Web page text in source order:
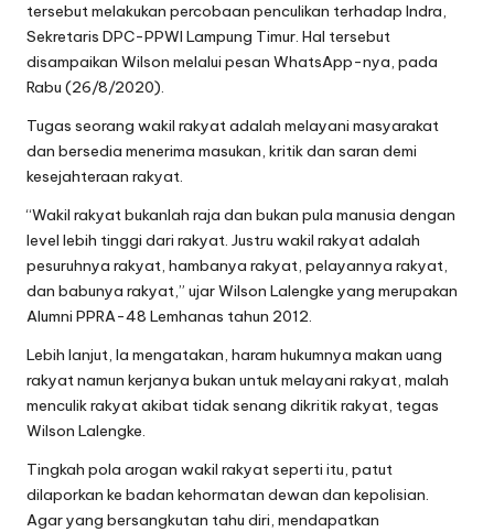
tersebut melakukan percobaan penculikan terhadap Indra,
Sekretaris DPC-PPWI Lampung Timur. Hal tersebut
disampaikan Wilson melalui pesan WhatsApp-nya, pada
Rabu (26/8/2020).
Tugas seorang wakil rakyat adalah melayani masyarakat
dan bersedia menerima masukan, kritik dan saran demi
kesejahteraan rakyat.
“Wakil rakyat bukanlah raja dan bukan pula manusia dengan
level lebih tinggi dari rakyat. Justru wakil rakyat adalah
pesuruhnya rakyat, hambanya rakyat, pelayannya rakyat,
dan babunya rakyat,” ujar Wilson Lalengke yang merupakan
Alumni PPRA-48 Lemhanas tahun 2012.
Lebih lanjut, Ia mengatakan, haram hukumnya makan uang
rakyat namun kerjanya bukan untuk melayani rakyat, malah
menculik rakyat akibat tidak senang dikritik rakyat, tegas
Wilson Lalengke.
Tingkah pola arogan wakil rakyat seperti itu, patut
dilaporkan ke badan kehormatan dewan dan kepolisian.
Agar yang bersangkutan tahu diri, mendapatkan